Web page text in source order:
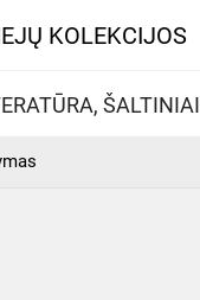
KOLEKCIJOS
ŠALTINIAI